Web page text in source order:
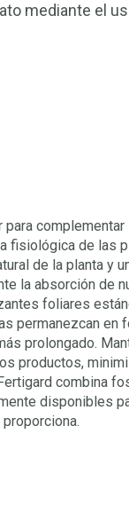
mediante el
fisiológica de las
de la planta y
la absorción de
foliares
permanezcan en
prolongado.
productos,
combina
disponibles